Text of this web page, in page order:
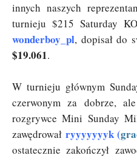
innych naszych
turnieju $215 Saturday
wonderboy_pl, dopisał do
$19.061.
W turnieju głównym
czerwonym za dobrze,
rozgrywce Mini Sunday
zawędrował ryyyyyyyk (
ostatecznie zakończył